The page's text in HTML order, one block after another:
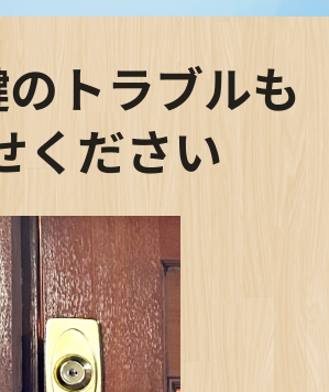
トラブルも
ください✨